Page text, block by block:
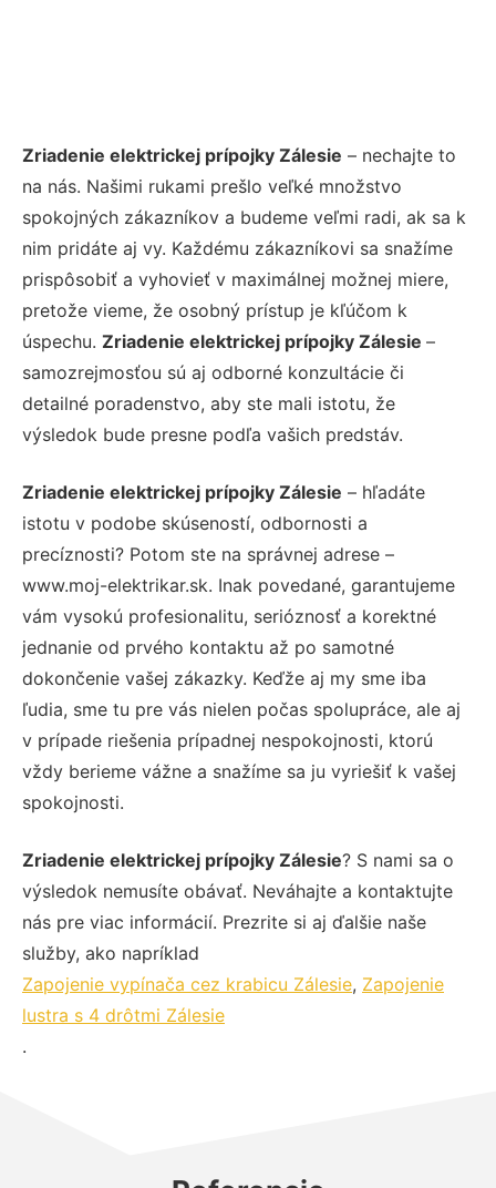
Zriadenie elektrickej prípojky Zálesie – nechajte to
na nás. Našimi rukami prešlo veľké množstvo
spokojných zákazníkov a budeme veľmi radi, ak sa k
nim pridáte aj vy. Každému zákazníkovi sa snažíme
prispôsobiť a vyhovieť v maximálnej možnej miere,
pretože vieme, že osobný prístup je kľúčom k
úspechu. Zriadenie elektrickej prípojky Zálesie –
samozrejmosťou sú aj odborné konzultácie či
detailné poradenstvo, aby ste mali istotu, že
výsledok bude presne podľa vašich predstáv.
Zriadenie elektrickej prípojky Zálesie – hľadáte
istotu v podobe skúseností, odbornosti a
precíznosti? Potom ste na správnej adrese –
www.moj-elektrikar.sk. Inak povedané, garantujeme
vám vysokú profesionalitu, serióznosť a korektné
jednanie od prvého kontaktu až po samotné
dokončenie vašej zákazky. Keďže aj my sme iba
ľudia, sme tu pre vás nielen počas spolupráce, ale aj
v prípade riešenia prípadnej nespokojnosti, ktorú
vždy berieme vážne a snažíme sa ju vyriešiť k vašej
spokojnosti.
Zriadenie elektrickej prípojky Zálesie? S nami sa o
výsledok nemusíte obávať. Neváhajte a kontaktujte
nás pre viac informácií. Prezrite si aj ďalšie naše
služby, ako napríklad
Zapojenie vypínača cez krabicu Zálesie, Zapojenie
lustra s 4 drôtmi Zálesie
.